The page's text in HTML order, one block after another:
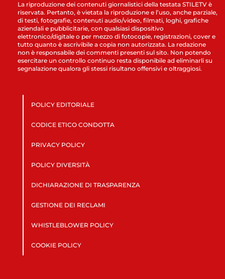
La riproduzione dei contenuti giornalistici della testata STILETV è
riservata. Pertanto, è vietata la riproduzione e l’uso, anche parziale,
di testi, fotografie, contenuti audio/video, filmati, loghi, grafiche
aziendali e pubblicitarie, con qualsiasi dispositivo
elettronico/digitale o per mezzo di fotocopie, registrazioni, cover e
tutto quanto è ascrivibile a copia non autorizzata. La redazione
non è responsabile dei commenti presenti sul sito. Non potendo
esercitare un controllo continuo resta disponibile ad eliminarli su
segnalazione qualora gli stessi risultano offensivi e oltraggiosi.
POLICY EDITORIALE
CODICE ETICO CONDOTTA
PRIVACY POLICY
POLICY DIVERSITÀ
DICHIARAZIONE DI TRASPARENZA
GESTIONE DEI RECLAMI
WHISTLEBLOWER POLICY
COOKIE POLICY